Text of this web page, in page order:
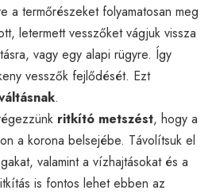
a termőrészeket folyamatosan meg
letermett vesszőket vágjuk vissza
vagy egy alapi rügyre. Így
vesszők fejlődését. Ezt
.
ritkító metszést, hogy a
a korona belsejébe. Távolítsuk el
valamint a vízhajtásokat és a
is fontos lehet ebben az